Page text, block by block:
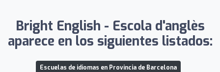
Bright English - Escola d'anglès
aparece en los siguientes listados:
Escuelas de idiomas en Provincia de Barcelona